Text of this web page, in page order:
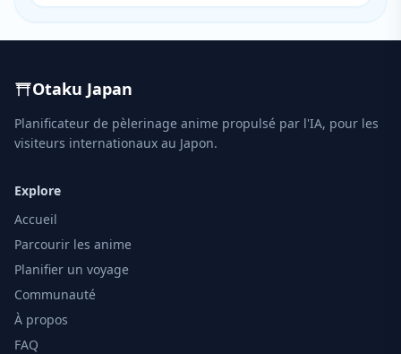
Otaku Japan
Planificateur de pèlerinage anime propulsé par l'IA, pour les
visiteurs internationaux au Japon.
Explore
Accueil
Parcourir les anime
Planifier un voyage
Communauté
À propos
FAQ